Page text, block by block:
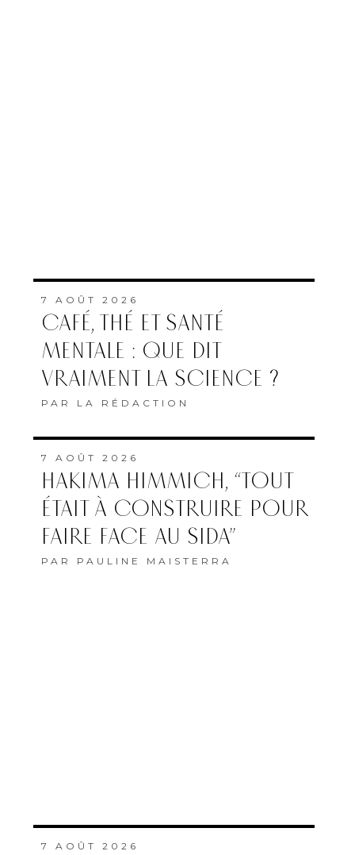
7 AOÛT 2026
CAFÉ, THÉ ET SANTÉ
MENTALE : QUE DIT
VRAIMENT LA SCIENCE ?
PAR LA RÉDACTION
7 AOÛT 2026
HAKIMA HIMMICH, “TOUT
ÉTAIT À CONSTRUIRE POUR
FAIRE FACE AU SIDA”
PAR PAULINE MAISTERRA
7 AOÛT 2026